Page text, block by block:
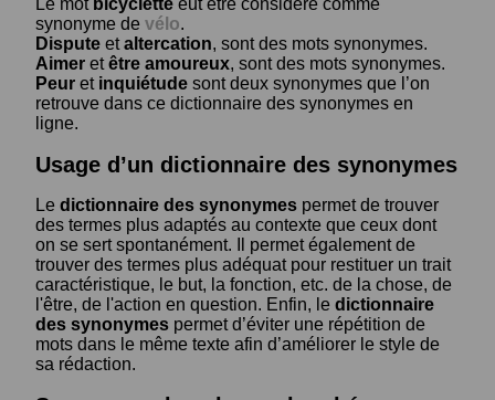
Le mot bicyclette eut être considéré comme
synonyme de vélo.
Dispute etaltercation, sont des mots synonymes.
Aimer etêtre amoureux, sont des mots synonymes.
Peur et inquiétude sont deux synonymes que l’on
retrouve dans ce dictionnaire des synonymes en
ligne.
Usage d’un dictionnaire des synonymes
Le dictionnaire des synonymes permet de trouver
des termes plus adaptés au contexte que ceux dont
on se sert spontanément. Il permet également de
trouver des termes plus adéquat pour restituer un trait
caractéristique, le but, la fonction, etc. de la chose, de
l'être, de l'action en question. Enfin, le dictionnaire
des synonymes permet d’éviter une répétition de
mots dans le même texte afin d’améliorer le style de
sa rédaction.